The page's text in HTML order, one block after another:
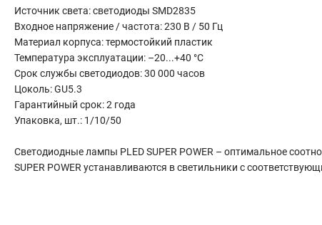
Сантехника
Канализация
Соединители сантехнические
Таймеры подачи воды
Тройники сантехнические
Источник света: светодиоды SMD2835
Входное напряжение / частота: 230 В / 50 Гц
Материал корпуса: термостойкий пластик
Температура эксплуатации: –20...+40 °C
Срок службы светодиодов: 30 000 часов
Цоколь: GU5.3
Гарантийный срок: 2 года
Упаковка, шт.: 1/10/50
Светодиодные лампы PLED SUPER POWER – оптимальное
SUPER POWER устанавливаются в светильники с